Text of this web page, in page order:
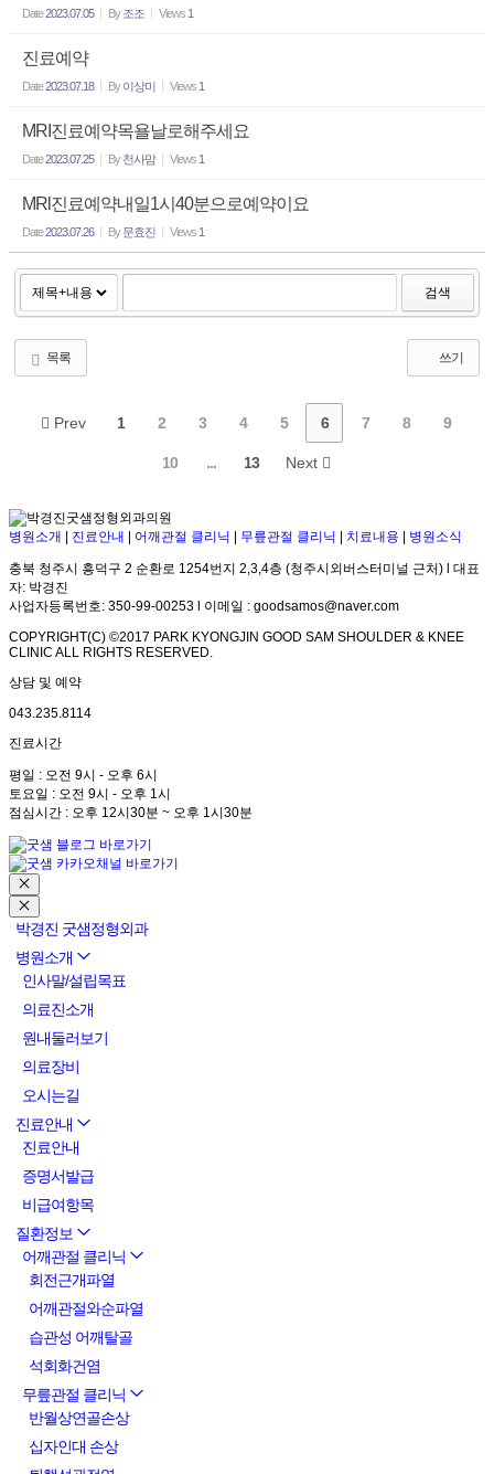
Date2023.07.05 By 조조 Views 1
진료예약
Date2023.07.18 By 이상미 Views 1
MRI진료예약목욜날로해주세요
Date2023.07.25 By 천사맘 Views 1
MRl진료예약내일1시40분으로예약이요
Date2023.07.26 By 문효진 Views 1
검색
목록 쓰기
Prev 1 2 3 4 5 6 7 8 9
10 ... 13 Next
병원소개 진료안내 어깨관절 클리닉 무릎관절 클리닉 치료내용 병원소식
충북 청주시 흥덕구 2 순환로 1254번지 2,3,4층 (청주시외버스터미널 근처) l 대표
자: 박경진
사업자등록번호: 350-99-00253 l 이메일 : goodsamos@naver.com
COPYRIGHT(C) ©2017 PARK KYONGJIN GOOD SAM SHOULDER & KNEE
CLINIC ALL RIGHTS RESERVED.
상담 및 예약
043.235.8114
진료시간
평일 : 오전 9시 - 오후 6시
토요일 : 오전 9시 - 오후 1시
점심시간 : 오후 12시30분 ~ 오후 1시30분
박경진 굿샘정형외과
병원소개
인사말/설립목표
의료진소개
원내둘러보기
의료장비
오시는길
진료안내
진료안내
증명서발급
비급여항목
질환정보
어깨관절 클리닉
회전근개파열
어깨관절와순파열
습관성 어깨탈골
석회화건염
무릎관절 클리닉
반월상연골손상
십자인대 손상